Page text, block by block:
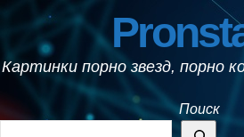
Картинки порно звезд, порно
Поиск